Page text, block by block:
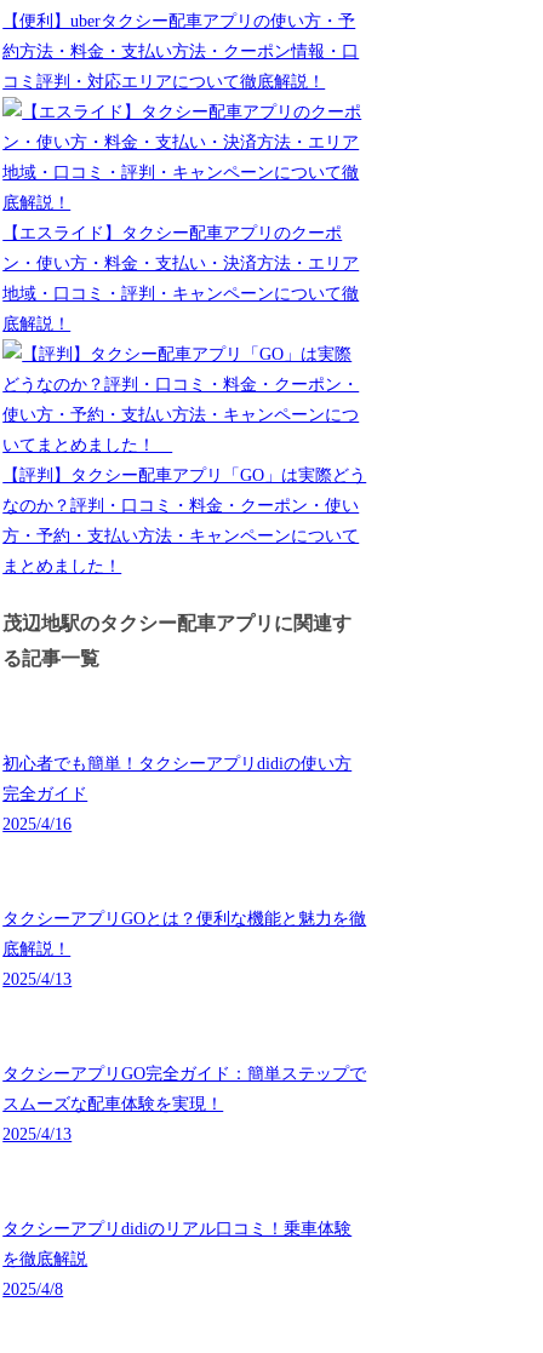
【便利】uberタクシー配車アプリの使い方・予
約方法・料金・支払い方法・クーポン情報・口
コミ評判・対応エリアについて徹底解説！
【エスライド】タクシー配車アプリのクーポ
ン・使い方・料金・支払い・決済方法・エリア
地域・口コミ・評判・キャンペーンについて徹
底解説！
【評判】タクシー配車アプリ「GO」は実際どう
なのか？評判・口コミ・料金・クーポン・使い
方・予約・支払い方法・キャンペーンについて
まとめました！
茂辺地駅のタクシー配車アプリに関連す
る記事一覧
初心者でも簡単！タクシーアプリdidiの使い方
完全ガイド
2025/4/16
タクシーアプリGOとは？便利な機能と魅力を徹
底解説！
2025/4/13
タクシーアプリGO完全ガイド：簡単ステップで
スムーズな配車体験を実現！
2025/4/13
タクシーアプリdidiのリアル口コミ！乗車体験
を徹底解説
2025/4/8